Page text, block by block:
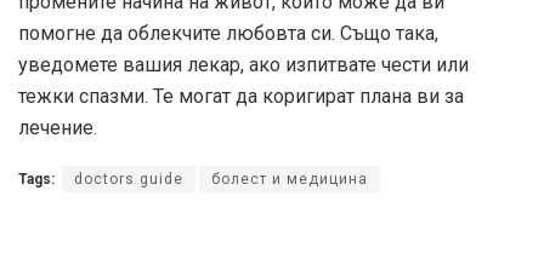
помогне да облекчите любовта си. Също така,
уведомете вашия лекар, ако изпитвате чести или
тежки спазми. Те могат да коригират плана ви за
лечение.
Tags: doctors guide болест и медицина